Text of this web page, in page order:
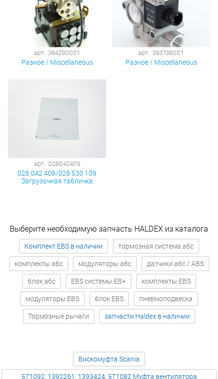
арт.: 364290001
Разное / Miscellaneous
арт.: 393798001
Разное / Miscellaneous
арт.: 028042409
028 042 409/028 530 109
Загрузочная табличка
Выберите необходимую запчасть HALDEX из каталога
Комплект EBS в наличии
тормозная система абс
комплекты абс
модуляторы абс
датчики абс / ABS
блок абс
EBS системы EB+
комплекты EBS
модуляторы EBS
блок EBS
пневмоподвеска
Тормозные рычаги
запчасти Haldex в наличии
Вискомуфта Scania
571092, 1392261, 1393424, 571082 Муфта вентилятора